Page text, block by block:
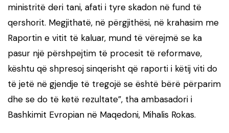
ministritë deri tani, afati i tyre skadon në fund të
qershorit. Megjithatë, në përgjithësi, në krahasim me
Raportin e vitit të kaluar, mund të vërejmë se ka
pasur një përshpejtim të procesit të reformave,
kështu që shpresoj sinqerisht që raporti i këtij viti do
të jetë në gjendje të tregojë se është bërë përparim
dhe se do të ketë rezultate”, tha ambasadori i
Bashkimit Evropian në Maqedoni, Mihalis Rokas.